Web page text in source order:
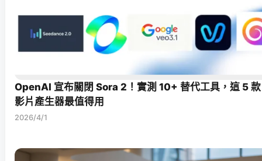
OpenAI 宣布關閉 Sora 2！實測 10+ 替代工具，這 5
影片產生器最值得用
2026/4/1